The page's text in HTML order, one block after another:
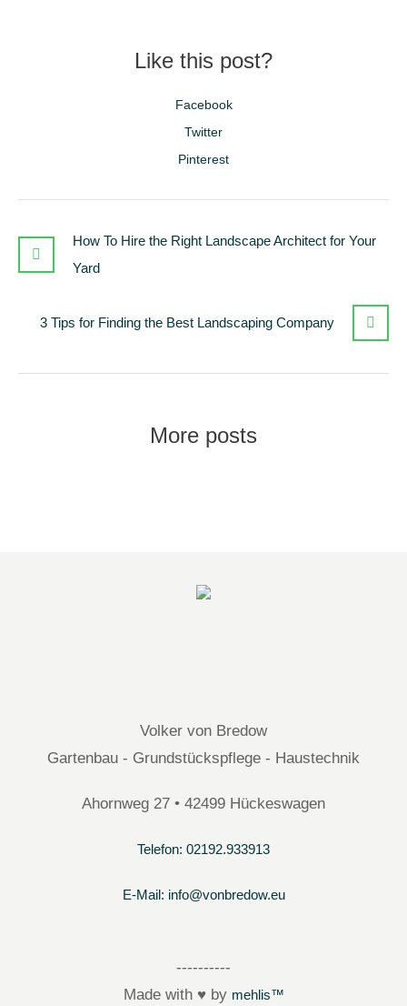
Like this post?
Facebook
Twitter
Pinterest
How To Hire the Right Landscape Architect for Your
Yard
3 Tips for Finding the Best Landscaping Company
More posts
Volker von Bredow
Gartenbau - Grundstückspflege - Haustechnik
Ahornweg 27 • 42499 Hückeswagen
Telefon: 02192.933913
E-Mail: info@vonbredow.eu
----------
Made with ♥ by mehlis™